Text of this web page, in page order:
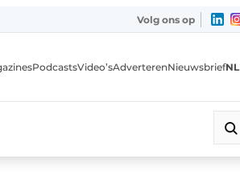
Volg ons op
PodcastsVideo’sAdverterenNieuwsbriefNL